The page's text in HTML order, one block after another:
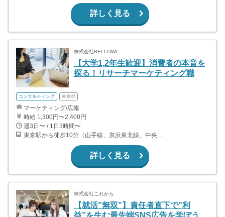
詳しく見る
株式会社BELLOWL
【大学1,2年生歓迎】消費者の本音を
探る！リサーチマーケティング職
コンサルティング 東京都
マーケティング/広報
時給 1,300円〜2,400円
週3日〜 / 1日3時間〜
東京駅から徒歩10分（山手線、京浜東北線、中央線、上野東京ライン、他） 日本橋駅から徒歩10分（銀座線、東西線、浅草線） 京橋駅から徒歩3分（銀座線） 宝町駅から徒歩8分（浅草線）
詳しく見る
株式会社これから
【就活”無双”】責任者直下で”利
益”を生む最先端SNS広告を学ぼう